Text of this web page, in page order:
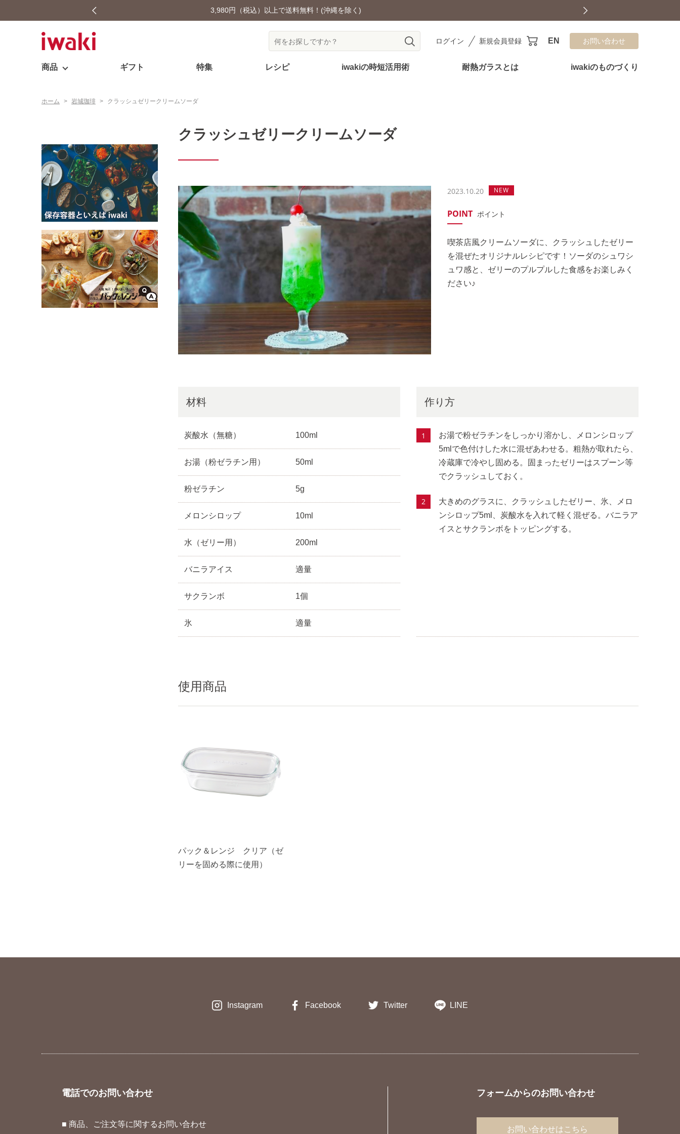
耐熱ガラス食器を安全にご使用いただくために
ログイン
新規会員登録 EN お問い合わせ
商品 ギフト 特集 レシピ iwakiの時短活用術 耐熱ガラスとは iwakiのものづくり
ホーム > 岩城珈琲 > クラッシュゼリークリームソーダ
クラッシュゼリークリームソーダ
2023.10.20 NEW
POINT ポイント
喫茶店風クリームソーダに、クラッシュしたゼリー
を混ぜたオリジナルレシピです！ソーダのシュワシ
ュワ感と、ゼリーのプルプルした食感をお楽しみく
ださい♪
材料
炭酸水（無糖） 100ml
お湯（粉ゼラチン用） 50ml
粉ゼラチン 5g
メロンシロップ 10ml
水（ゼリー用） 200ml
バニラアイス 適量
サクランボ 1個
氷 適量
作り方
お湯で粉ゼラチンをしっかり溶かし、メロンシロップ
5mlで色付けした水に混ぜあわせる。粗熱が取れたら、
冷蔵庫で冷やし固める。固まったゼリーはスプーン等
でクラッシュしておく。
大きめのグラスに、クラッシュしたゼリー、氷、メロ
ンシロップ5ml、炭酸水を入れて軽く混ぜる。バニラア
イスとサクランボをトッピングする。
使用商品
パック＆レンジ クリア（ゼ
リーを固める際に使用）
Instagram Facebook Twitter LINE
電話でのお問い合わせ
■ 商品、ご注文等に関するお問い合わせ
フォームからのお問い合わせ
お問い合わせはこちら